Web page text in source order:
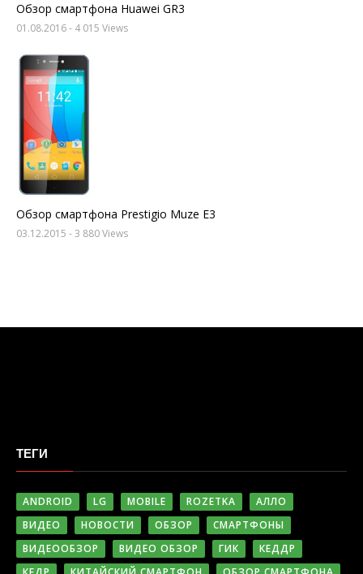
Обзор смартфона Huawei GR3
01.08.2016- 4 015 Views
Обзор смартфона Prestigio Muze E3
03.12.2015 - 3 880 Views
ТЕГИ
ANDROID LG MOBILE ROZETKA
АЛЛО
ВИДЕО
НОВОСТИ ОБЗОР
СМАРТФОНЫ
ВИДЕООБЗОР
ВИДЕО ОБЗОР ГИК
КЕДДР